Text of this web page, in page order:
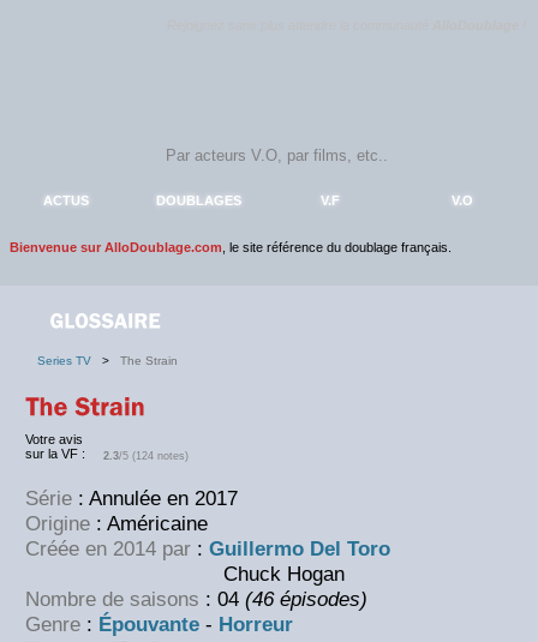
ACTUS DOUBLAGES V.F V.O
Bienvenue sur AlloDoublage.com , le site référence du doublage français.
Series TV > The Strain
Votre avis
sur la VF :
2.3/5 (124 notes)
Série : Annulée en 2017
Origine : Américaine
Créée en 2014 par : Guillermo Del Toro
Chuck Hogan
Nombre de saisons : 04 (46 épisodes)
Genre : Épouvante - Horreur